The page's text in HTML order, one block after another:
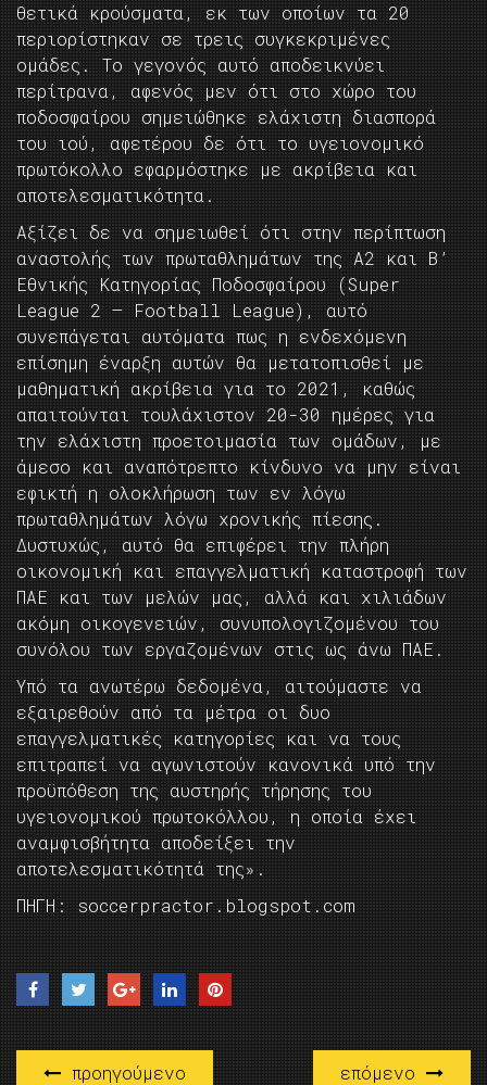
θετικά κρούσματα, εκ των οποίων τα 20
περιορίστηκαν σε τρεις συγκεκριμένες
ομάδες. Το γεγονός αυτό αποδεικνύει
περίτρανα, αφενός μεν ότι στο χώρο του
ποδοσφαίρου σημειώθηκε ελάχιστη διασπορά
του ιού, αφετέρου δε ότι το υγειονομικό
πρωτόκολλο εφαρμόστηκε με ακρίβεια και
αποτελεσματικότητα.
Αξίζει δε να σημειωθεί ότι στην περίπτωση
αναστολής των πρωταθλημάτων της Α2 και Β’
Εθνικής Κατηγορίας Ποδοσφαίρου (Super
League 2 – Football League), αυτό
συνεπάγεται αυτόματα πως η ενδεχόμενη
επίσημη έναρξη αυτών θα μετατοπισθεί με
μαθηματική ακρίβεια για το 2021, καθώς
απαιτούνται τουλάχιστον 20-30 ημέρες για
την ελάχιστη προετοιμασία των ομάδων, με
άμεσο και αναπότρεπτο κίνδυνο να μην είναι
εφικτή η ολοκλήρωση των εν λόγω
πρωταθλημάτων λόγω χρονικής πίεσης.
Δυστυχώς, αυτό θα επιφέρει την πλήρη
οικονομική και επαγγελματική καταστροφή των
ΠΑΕ και των μελών μας, αλλά και χιλιάδων
ακόμη οικογενειών, συνυπολογιζομένου του
συνόλου των εργαζομένων στις ως άνω ΠΑΕ.
Υπό τα ανωτέρω δεδομένα, αιτούμαστε να
εξαιρεθούν από τα μέτρα οι δυο
επαγγελματικές κατηγορίες και να τους
επιτραπεί να αγωνιστούν κανονικά υπό την
προϋπόθεση της αυστηρής τήρησης του
υγειονομικού πρωτοκόλλου, η οποία έχει
αναμφισβήτητα αποδείξει την
αποτελεσματικότητά της».
ΠΗΓΗ: soccerpractor.blogspot.com
προηγούμενο επόμενο